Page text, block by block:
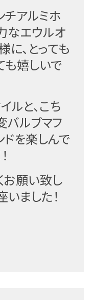
アルミホ
なエウルオ
に、とっても
も嬉しいで
ルと、こち
バルブマフ
を楽しんで
お願い致し
いました！